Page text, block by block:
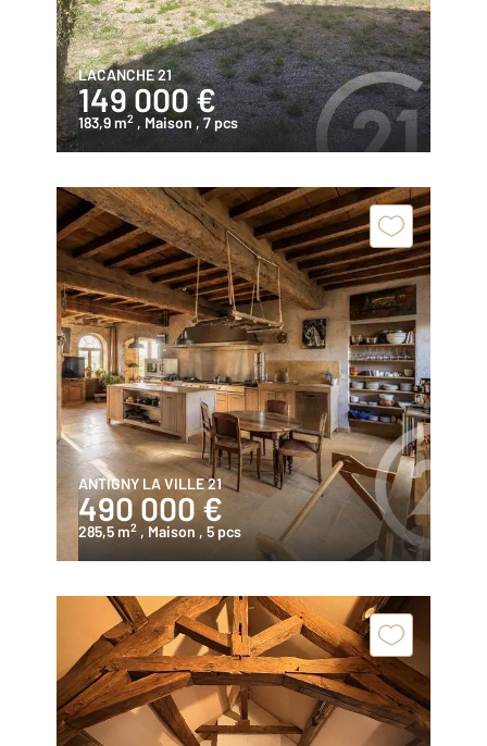
LACANCHE 21
149 000 €
183,9 m2 , Maison , 7 pcs
ANTIGNY LA VILLE 21
490 000 €
285,5 m2 , Maison , 5 pcs